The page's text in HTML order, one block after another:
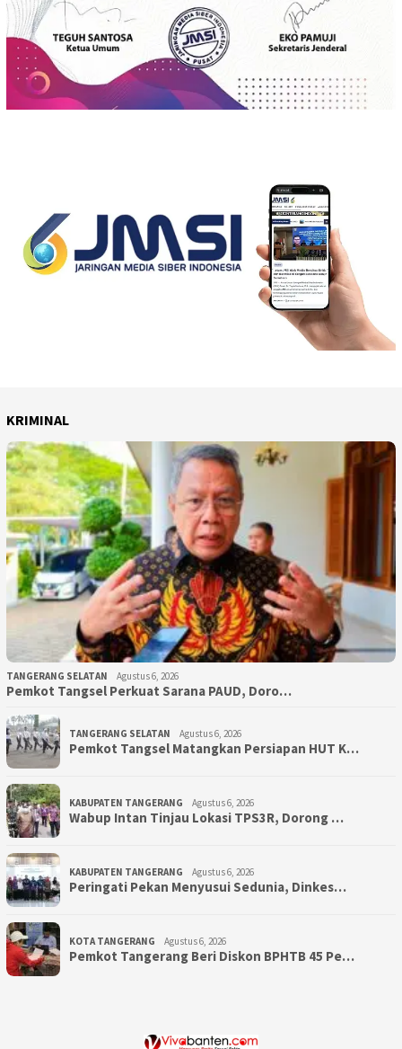
KRIMINAL
TANGERANG SELATAN Agustus 6, 2026
Pemkot Tangsel Perkuat Sarana PAUD, Doro…
TANGERANG SELATAN Agustus 6, 2026
Pemkot Tangsel Matangkan Persiapan HUT K…
KABUPATEN TANGERANG Agustus 6, 2026
Wabup Intan Tinjau Lokasi TPS3R, Dorong …
KABUPATEN TANGERANG Agustus 6, 2026
Peringati Pekan Menyusui Sedunia, Dinkes…
KOTA TANGERANG Agustus 6, 2026
Pemkot Tangerang Beri Diskon BPHTB 45 Pe…